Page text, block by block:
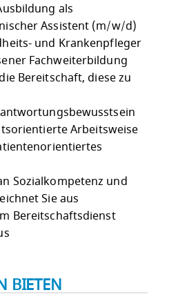
als
Assistent (m/w/d)
und Krankenpfleger
Fachweiterbildung
Bereitschaft, diese zu
Arbeitsweise
Sozialkompetenz und
Sie aus
Bereitschaftsdienst
BIETEN